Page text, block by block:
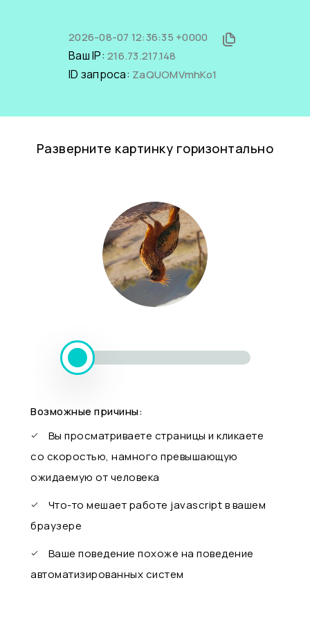
2026-08-07 12:36:35 +0000
Ваш IP: 216.73.217.148
ID запроса: ZaQUOMVmhKo1
Разверните картинку горизонтально
Возможные причины:
Вы просматриваете страницы и кликаете
со скоростью, намного превышающую
ожидаемую от человека
Что-то мешает работе javascript в вашем
браузере
Ваше поведение похоже на поведение
автоматизированных систем